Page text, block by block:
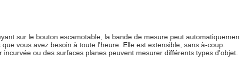
sur le bouton escamotable, la bande de mesure peut
vous avez besoin à toute l'heure. Elle est extensible, sans à-coup.
ou des surfaces planes peuvent mesurer différents types